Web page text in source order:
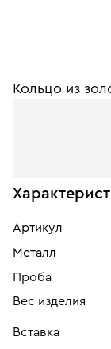
Кольцо из
Артикул
Металл
Проба
Вес изделия
Вставка